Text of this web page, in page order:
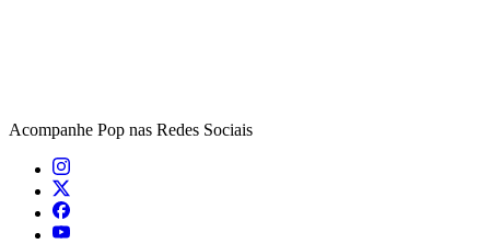
Acompanhe Pop nas Redes Sociais